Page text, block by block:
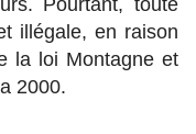
Pourtant, toute
illégale, en raison
la loi Montagne et
2000.